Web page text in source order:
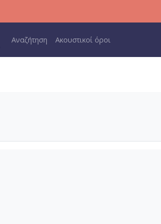
Main navigation
Αναζήτηση Ακουστικοί όροι